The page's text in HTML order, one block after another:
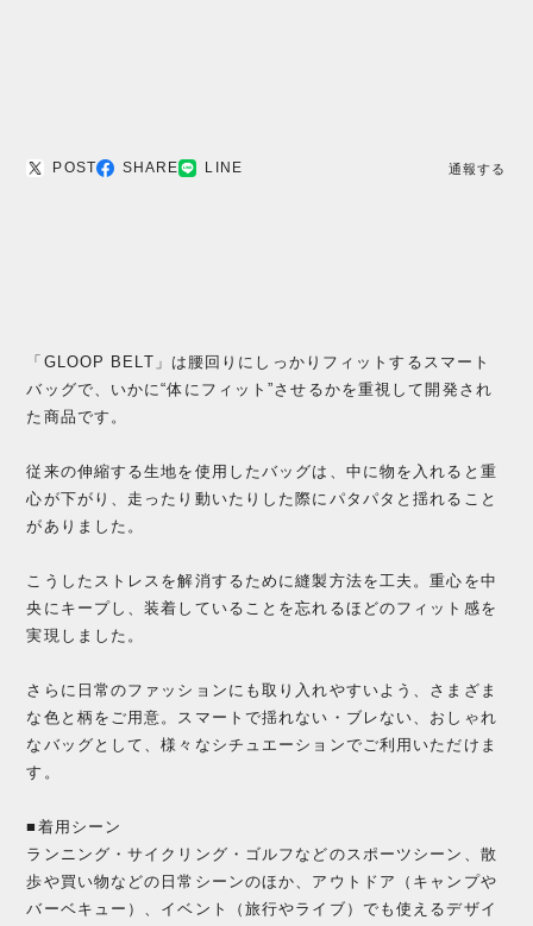
POST SHARE LINE 通報する
「GLOOP BELT」は腰回りにしっかりフィットするスマート
バッグで、いかに“体にフィット”させるかを重視して開発され
た商品です。
従来の伸縮する生地を使用したバッグは、中に物を入れると重
心が下がり、走ったり動いたりした際にパタパタと揺れること
がありました。
こうしたストレスを解消するために縫製方法を工夫。重心を中
央にキープし、装着していることを忘れるほどのフィット感を
実現しました。
さらに日常のファッションにも取り入れやすいよう、さまざま
な色と柄をご用意。スマートで揺れない・ブレない、おしゃれ
なバッグとして、様々なシチュエーションでご利用いただけま
す。
■着用シーン
ランニング・サイクリング・ゴルフなどのスポーツシーン、散
歩や買い物などの日常シーンのほか、アウトドア（キャンプや
バーベキュー）、イベント（旅行やライブ）でも使えるデザイ